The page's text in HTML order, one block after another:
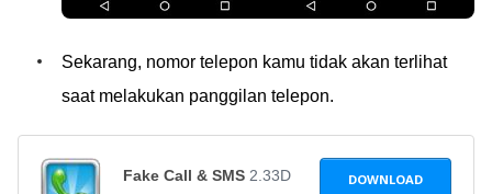
Sekarang, nomor telepon kamu tidak akan terlihat
saat melakukan panggilan telepon.
Fake Call & SMS 2.33D DOWNLOAD